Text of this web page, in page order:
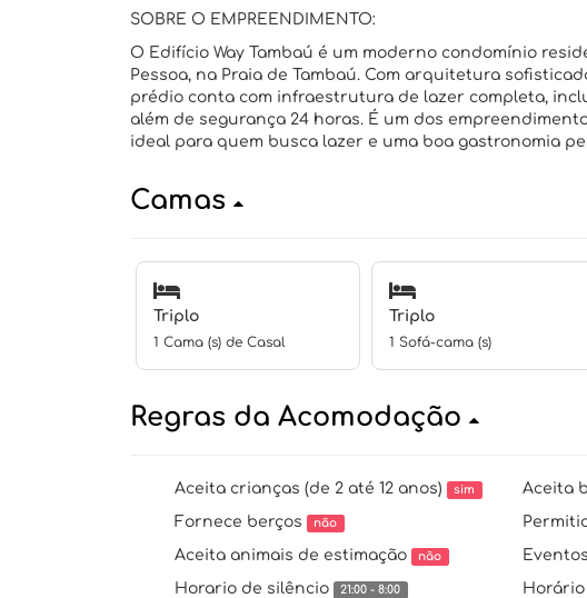
SOBRE O EMPREENDIMENTO:
O Edifício Way Tambaú é um moderno condomínio
Pessoa, na Praia de Tambaú. Com arquitetura
prédio conta com infraestrutura de lazer completa,
além de segurança 24 horas. É um dos
ideal para quem busca lazer e uma boa gastronomia
Camas
Triplo
1 Cama (s) de Casal
Triplo
1 Sofá-cama (s)
Regras da Acomodação
Aceita crianças (de 2 até 12 anos) sim Aceita
Fornece berços não
Aceita animais de estimação não
Horario de silêncio 21:00 - 8:00